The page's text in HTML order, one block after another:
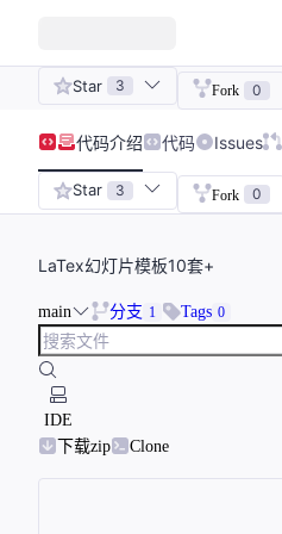
Star 3 Fork 0
代码介绍 代码 Issues
Star 3 Fork 0
LaTex幻灯片模板10套+
main 分支 1 Tags 0
IDE
下载zip
Clone